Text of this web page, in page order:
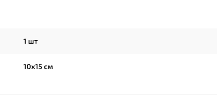
1 шт
10х15 см